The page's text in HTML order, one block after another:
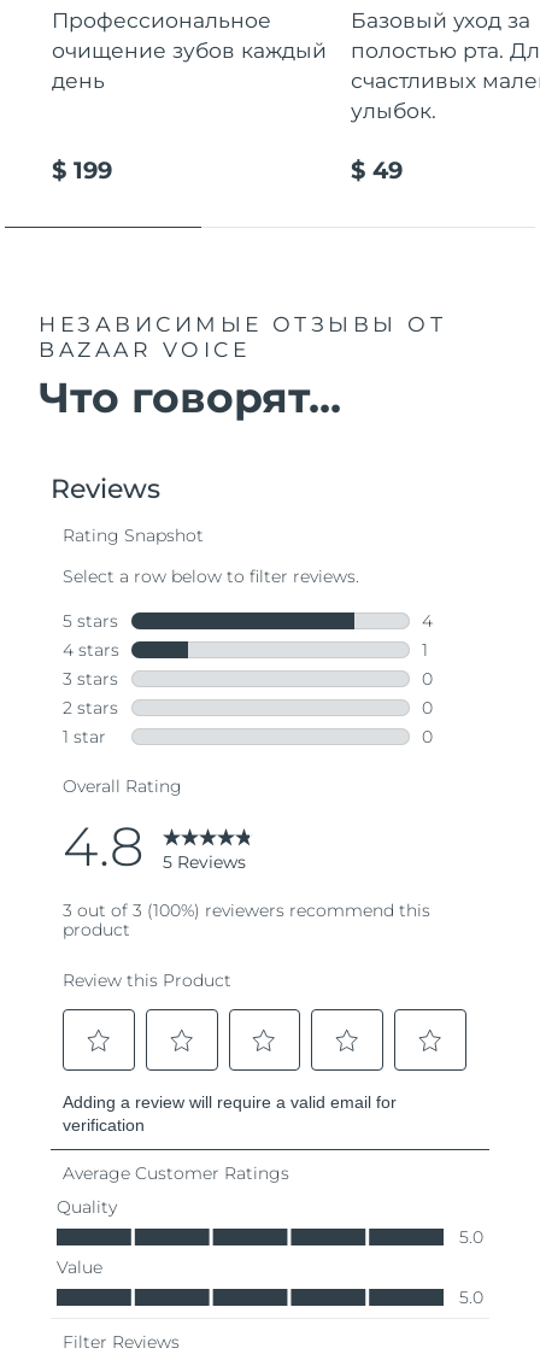
Профессиональное
очищение зубов каждый
день
$ 199
Базовый уход за
полостью рта.
счастливых
улыбок.
$ 49
НЕЗАВИСИМЫЕ ОТЗЫВЫ
ОТ
BAZAAR VOICE
Что говорят...